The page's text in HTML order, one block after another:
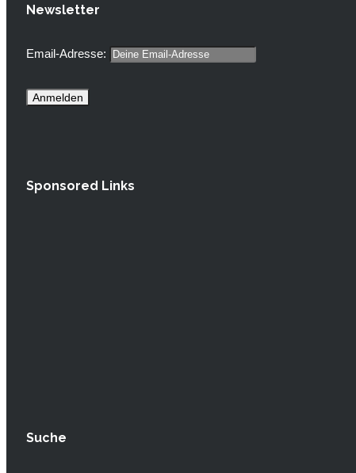
Newsletter
Email-Adresse:
Sponsored Links
Suche